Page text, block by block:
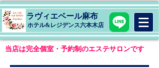
ラヴィエベール麻布
​ホテル&レジデンス六本木店
当店は完全個室・予約制のエステサロンです